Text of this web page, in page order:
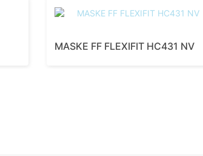
MASKE FF FLEXIFIT HC431 NV